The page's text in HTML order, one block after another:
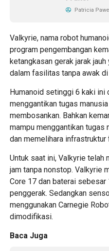
Patricia
Valkyrie, nama robot
program pengembangan
ketangkasan gerak jarak
dalam fasilitas tanpa awak
Humanoid setinggi 6 kaki ini
menggantikan tugas
membosankan. Bahkan
mampu menggantikan tugas
dan memelihara
Untuk saat ini, Valkyrie telah
jam tanpa nonstop. Valkyrie
Core 17 dan baterai
penggerak. Sedangkan
menggunakan Carnegie
dimodifikasi.
Baca Juga